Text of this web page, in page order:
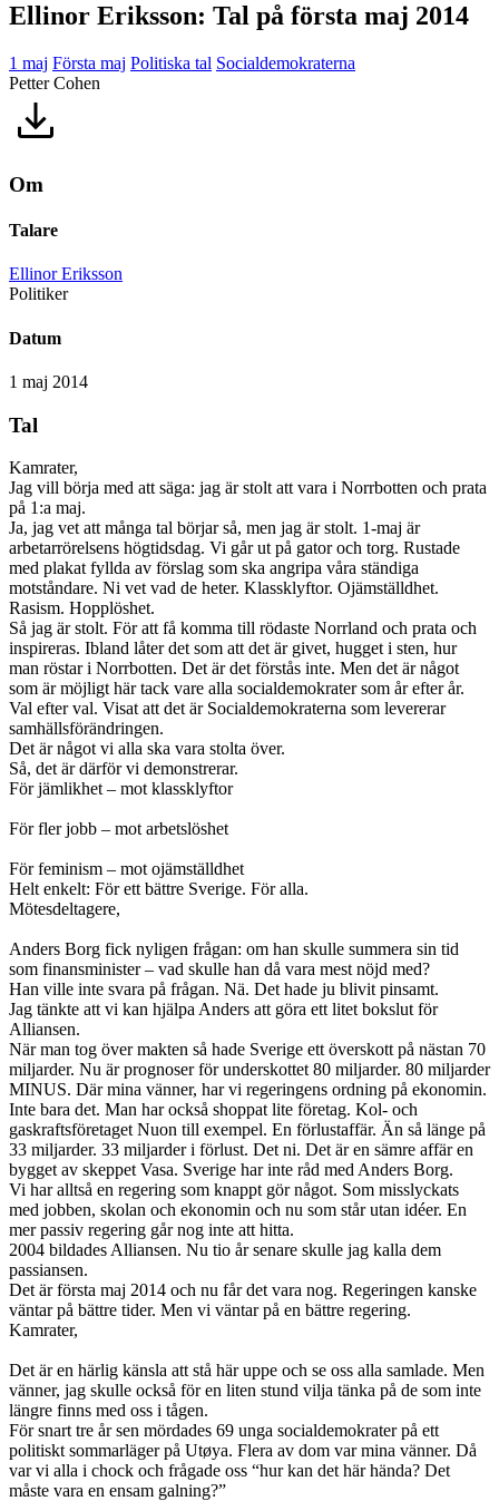
Ellinor Eriksson: Tal på första maj 2014
1 maj Första maj Politiska tal Socialdemokraterna
Petter Cohen
Om
Talare
Ellinor Eriksson
Politiker
Datum
1 maj 2014
Tal
Kamrater,
Jag vill börja med att säga: jag är stolt att vara i Norrbotten och prata
på 1:a maj.
Ja, jag vet att många tal börjar så, men jag är stolt. 1-maj är
arbetarrörelsens högtidsdag. Vi går ut på gator och torg. Rustade
med plakat fyllda av förslag som ska angripa våra ständiga
motståndare. Ni vet vad de heter. Klassklyftor. Ojämställdhet.
Rasism. Hopplöshet.
Så jag är stolt. För att få komma till rödaste Norrland och prata och
inspireras. Ibland låter det som att det är givet, hugget i sten, hur
man röstar i Norrbotten. Det är det förstås inte. Men det är något
som är möjligt här tack vare alla socialdemokrater som år efter år.
Val efter val. Visat att det är Socialdemokraterna som levererar
samhällsförändringen.
Det är något vi alla ska vara stolta över.
Så, det är därför vi demonstrerar.
För jämlikhet – mot klassklyftor
För fler jobb – mot arbetslöshet
För feminism – mot ojämställdhet
Helt enkelt: För ett bättre Sverige. För alla.
Mötesdeltagere,
Anders Borg fick nyligen frågan: om han skulle summera sin tid
som finansminister – vad skulle han då vara mest nöjd med?
Han ville inte svara på frågan. Nä. Det hade ju blivit pinsamt.
Jag tänkte att vi kan hjälpa Anders att göra ett litet bokslut för
Alliansen.
När man tog över makten så hade Sverige ett överskott på nästan 70
miljarder. Nu är prognoser för underskottet 80 miljarder. 80 miljarder
MINUS. Där mina vänner, har vi regeringens ordning på ekonomin.
Inte bara det. Man har också shoppat lite företag. Kol- och
gaskraftsföretaget Nuon till exempel. En förlustaffär. Än så länge på
33 miljarder. 33 miljarder i förlust. Det ni. Det är en sämre affär en
bygget av skeppet Vasa. Sverige har inte råd med Anders Borg.
Vi har alltså en regering som knappt gör något. Som misslyckats
med jobben, skolan och ekonomin och nu som står utan idéer. En
mer passiv regering går nog inte att hitta.
2004 bildades Alliansen. Nu tio år senare skulle jag kalla dem
passiansen.
Det är första maj 2014 och nu får det vara nog. Regeringen kanske
väntar på bättre tider. Men vi väntar på en bättre regering.
Kamrater,
Det är en härlig känsla att stå här uppe och se oss alla samlade. Men
vänner, jag skulle också för en liten stund vilja tänka på de som inte
längre finns med oss i tågen.
För snart tre år sen mördades 69 unga socialdemokrater på ett
politiskt sommarläger på Utøya. Flera av dom var mina vänner. Då
var vi alla i chock och frågade oss “hur kan det här hända? Det
måste vara en ensam galning?”